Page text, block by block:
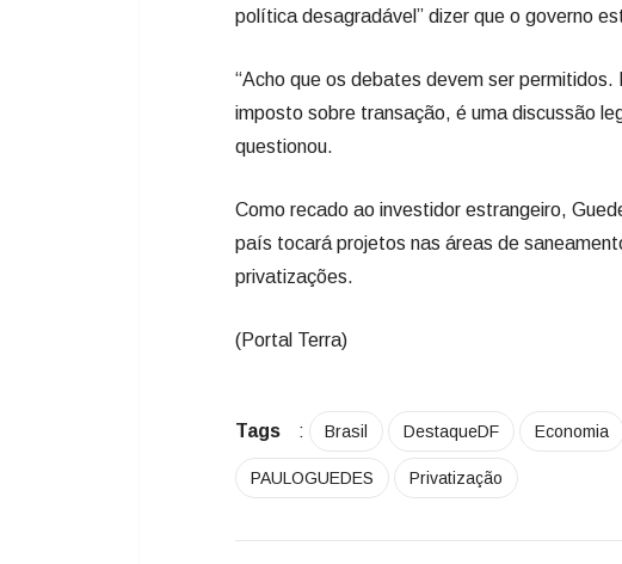
política desagradável” dizer que o governo
“Acho que os debates devem ser
imposto sobre transação, é uma discussão
questionou.
Como recado ao investidor estrangeiro,
país tocará projetos nas áreas de
privatizações.
(Portal Terra)
Tags : Brasil DestaqueDF Economia
PAULOGUEDES Privatização